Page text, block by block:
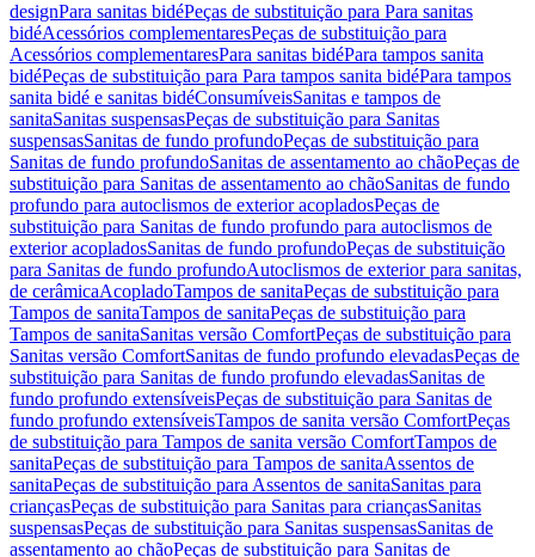
designPara sanitas bidéPeças de substituição para Para sanitas
bidéAcessórios complementaresPeças de substituição para
Acessórios complementaresPara sanitas bidéPara tampos sanita
bidéPeças de substituição para Para tampos sanita bidéPara tampos
sanita bidé e sanitas bidéConsumíveisSanitas e tampos de
sanitaSanitas suspensasPeças de substituição para Sanitas
suspensasSanitas de fundo profundoPeças de substituição para
Sanitas de fundo profundoSanitas de assentamento ao chãoPeças de
substituição para Sanitas de assentamento ao chãoSanitas de fundo
profundo para autoclismos de exterior acopladosPeças de
substituição para Sanitas de fundo profundo para autoclismos de
exterior acopladosSanitas de fundo profundoPeças de substituição
para Sanitas de fundo profundoAutoclismos de exterior para sanitas,
de cerâmicaAcopladoTampos de sanitaPeças de substituição para
Tampos de sanitaTampos de sanitaPeças de substituição para
Tampos de sanitaSanitas versão ComfortPeças de substituição para
Sanitas versão ComfortSanitas de fundo profundo elevadasPeças de
substituição para Sanitas de fundo profundo elevadasSanitas de
fundo profundo extensíveisPeças de substituição para Sanitas de
fundo profundo extensíveisTampos de sanita versão ComfortPeças
de substituição para Tampos de sanita versão ComfortTampos de
sanitaPeças de substituição para Tampos de sanitaAssentos de
sanitaPeças de substituição para Assentos de sanitaSanitas para
criançasPeças de substituição para Sanitas para criançasSanitas
suspensasPeças de substituição para Sanitas suspensasSanitas de
assentamento ao chãoPeças de substituição para Sanitas de